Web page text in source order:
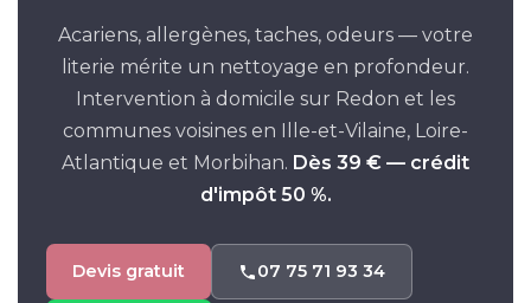
Acariens, allergènes, taches, odeurs — votre
literie mérite un nettoyage en profondeur.
Intervention à domicile sur Redon et les
communes voisines en Ille-et-Vilaine, Loire-
Atlantique et Morbihan. Dès 39 € — crédit
d'impôt 50 %.
Devis gratuit 07 75 71 93 34